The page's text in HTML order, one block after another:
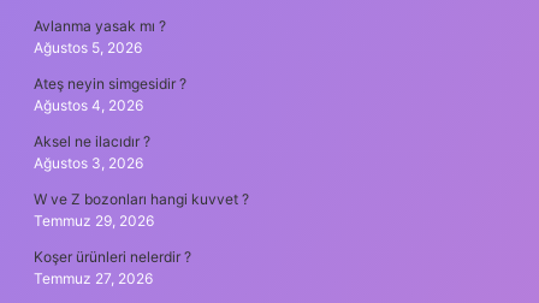
Avlanma yasak mı ?
Ağustos 5, 2026
Ateş neyin simgesidir ?
Ağustos 4, 2026
Aksel ne ilacıdır ?
Ağustos 3, 2026
W ve Z bozonları hangi kuvvet ?
Temmuz 29, 2026
Koşer ürünleri nelerdir ?
Temmuz 27, 2026